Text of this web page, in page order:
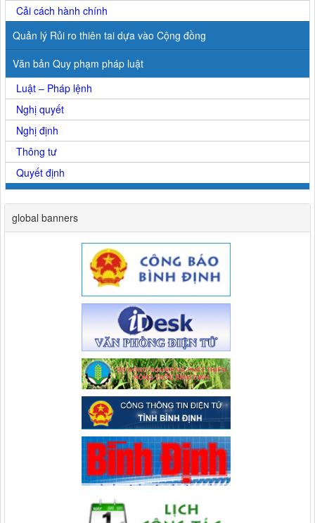
Cải cách hành chính
Quản lý Rủi ro thiên tai dựa vào Cộng đồng
Văn bản Quy phạm pháp luật
Luật – Pháp lệnh
Nghị quyết
Nghị định
Thông tư
Quyết định
global banners